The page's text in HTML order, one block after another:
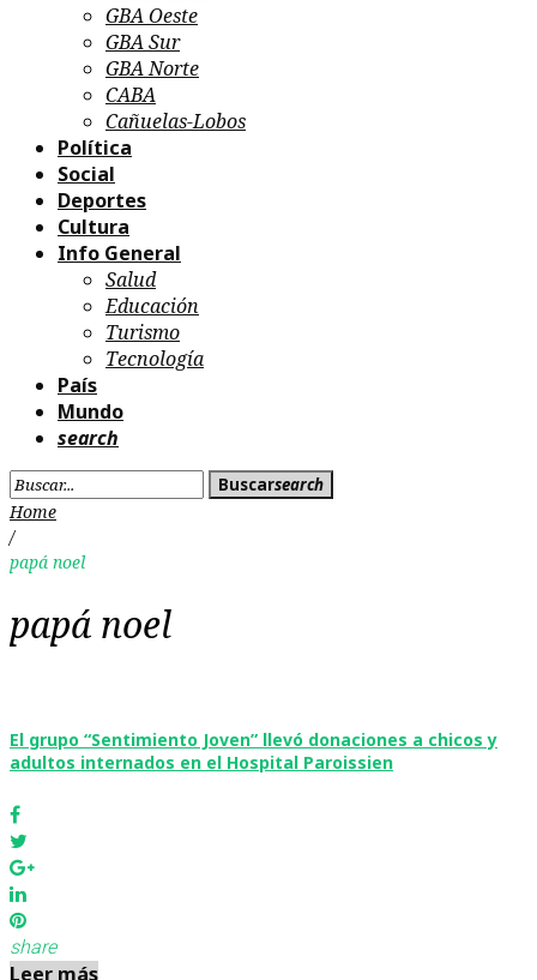
GBA Oeste
GBA Sur
GBA Norte
CABA
Cañuelas-Lobos
Política
Social
Deportes
Cultura
Info General
Salud
Educación
Turismo
Tecnología
País
Mundo
search
Search
for:
Buscarsearch
Home
/
papá noel
Etiqueta:
papá
papá noel
El grupo “Sentimiento Joven” llevó donaciones a chicos y
adultos internados en el Hospital Paroissien
Facebook
Google+
LinkedIn
Pinterest
share
Leer más